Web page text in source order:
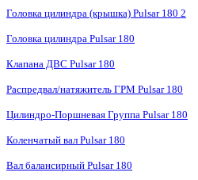
Головка цилиндра (крышка) Pulsar 180 2
Головка цилиндра Pulsar 180
Клапана ДВС Pulsar 180
Распредвал/натяжитель ГРМ Pulsar 180
Цилиндро-Поршневая Группа Pulsar 180
Коленчатый вал Pulsar 180
Вал балансирный Pulsar 180